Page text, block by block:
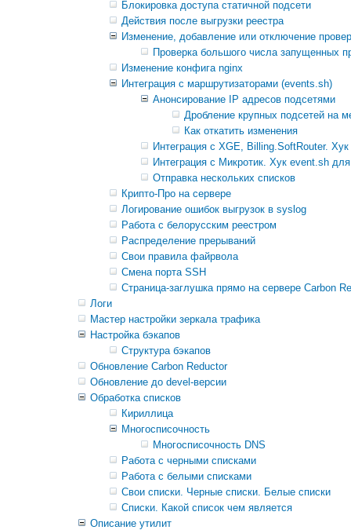
Блокировка доступа статичной подсети
Действия после выгрузки реестра
Изменение, добавление или отключение
Проверка большого числа запущенных
Изменение конфига nginx
Интеграция с маршрутизаторами (events.sh)
Анонсирование IP адресов подсетями
Дробление крупных подсетей на
Как откатить изменения
Интеграция с XGE, Billing.SoftRouter.
Интеграция с Микротик. Хук event.sh
Отправка нескольких списков
Крипто-Про на сервере
Логирование ошибок выгрузок в syslog
Работа с белорусским реестром
Распределение прерываний
Свои правила файрвола
Смена порта SSH
Страница-заглушка прямо на сервере Carbon
Логи
Мастер настройки зеркала трафика
Настройка бэкапов
Структура бэкапов
Обновление Carbon Reductor
Обновление до devel-версии
Обработка списков
Кириллица
Многосписочность
Многосписочность DNS
Работа с черными списками
Работа с белыми списками
Свои списки. Черные списки. Белые списки
Списки. Какой список чем является
Описание утилит